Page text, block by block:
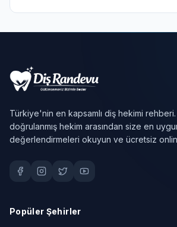
Türkiye'nin en kapsamlı diş hekimi
doğrulanmış hekim arasından size en
değerlendirmeleri okuyun ve ücretsiz
Popüler Şehirler